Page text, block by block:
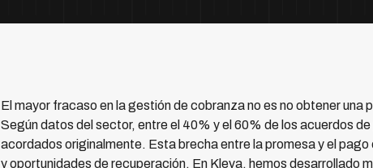
El mayor fracaso en la gestión de cobranza no es no obtener
Según datos del sector, entre el 40% y el 60% de los acuerdos
acordados originalmente. Esta brecha entre la promesa y el
y oportunidades de recuperación. En Kleva, hemos desarrollado